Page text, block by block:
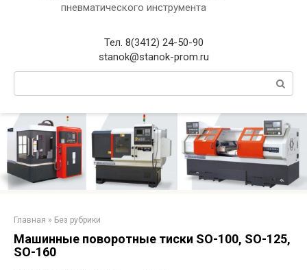
пневматического инструмента
Тел. 8(3412) 24-50-90
stanok@stanok-prom.ru
Главная » Без рубрики
Машинные поворотные тиски SO-100, SO-125,
SO-160